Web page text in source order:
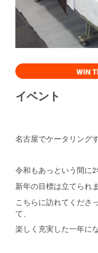
イベント
名古屋でケータリング
令和もあっという間に
新年の目標は立てられ
こちらに訪れてくださ
て、
楽しく充実した一年に